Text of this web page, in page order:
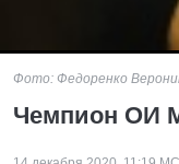
Фото: Федоренко
Чемпион ОИ